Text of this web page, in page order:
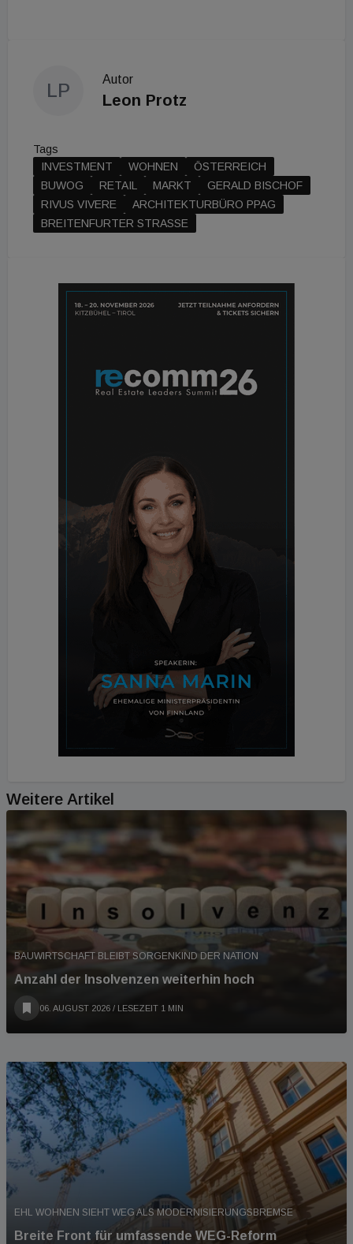
LP
Autor
Leon Protz
Tags
INVESTMENT
WOHNEN
ÖSTERREICH
BUWOG
RETAIL MARKT
GERALD BISCHOF
RIVUS VIVERE
ARCHITEKTURBÜRO PPAG
BREITENFURTER STRASSE
Weitere Artikel
BAUWIRTSCHAFT BLEIBT SORGENKIND DER NATION
Anzahl der Insolvenzen weiterhin hoch
06. AUGUST 2026 / LESEZEIT 1 MIN
EHL WOHNEN SIEHT WEG ALS MODERNISIERUNGSBREMSE
Breite Front für umfassende WEG-Reform